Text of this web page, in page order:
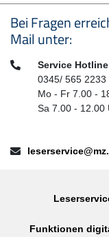
Bei Fragen
Mail unter:
Telefon:Service Hotline
0345/ 565 2233
Mo - Fr 7.00 -
Sa 7.00 - 12.00
E-Mail:
Funktionen